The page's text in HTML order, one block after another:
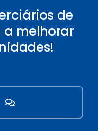
de
melhorar